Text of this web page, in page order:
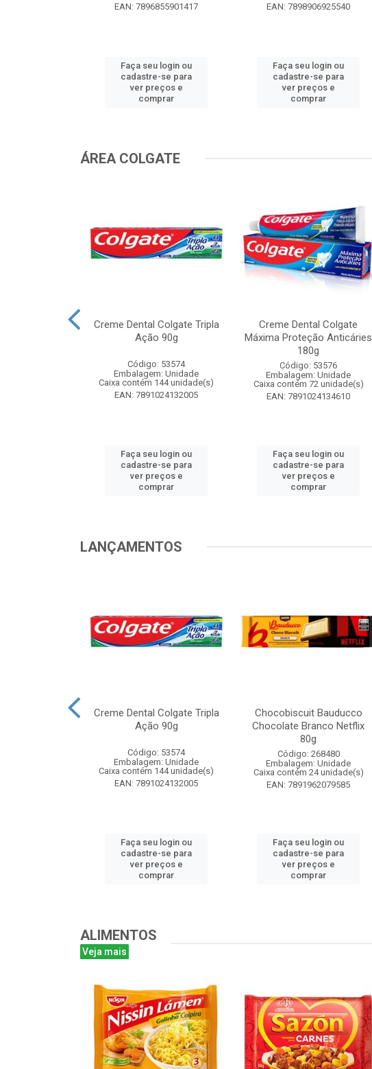
EAN: 7896855901417
Faça seu login ou
cadastre-se para
ver preços e
comprar
EAN: 7898906925540
Faça seu login ou
cadastre-se para
ver preços e
comprar
ÁREA COLGATE
Creme Dental Colgate Tripla
Ação 90g
Código: 53574
Embalagem: Unidade
Caixa contém 144 unidade(s)
EAN: 7891024132005
Faça seu login ou
cadastre-se para
ver preços e
comprar
Creme Dental Colgate
Máxima Proteção Anticáries
180g
Código: 53576
Embalagem: Unidade
Caixa contém 72 unidade(s)
EAN: 7891024134610
Faça seu login ou
cadastre-se para
ver preços e
comprar
LANÇAMENTOS
Creme Dental Colgate Tripla
Ação 90g
Código: 53574
Embalagem: Unidade
Caixa contém 144 unidade(s)
EAN: 7891024132005
Faça seu login ou
cadastre-se para
ver preços e
comprar
Chocobiscuit Bauducco
Chocolate Branco Netflix
80g
Código: 268480
Embalagem: Unidade
Caixa contém 24 unidade(s)
EAN: 7891962079585
Faça seu login ou
cadastre-se para
ver preços e
comprar
ALIMENTOS
Veja mais